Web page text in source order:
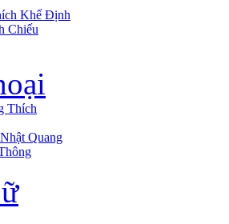
Khế Định
Chiếu
Thích
Quang